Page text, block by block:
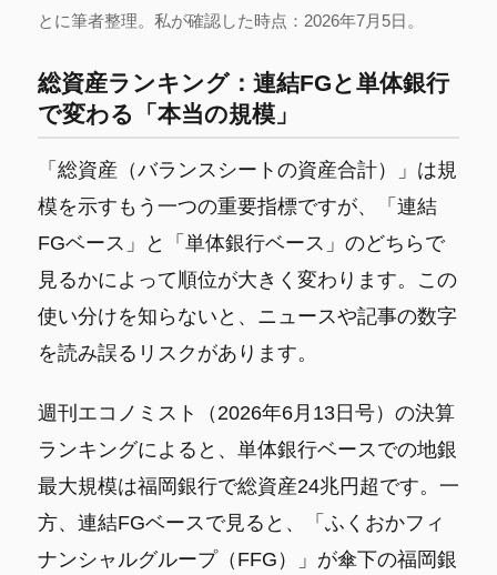
とに筆者整理。私が確認した時点：2026年7月5日。
総資産ランキング：連結FGと単体銀行
で変わる「本当の規模」
「総資産（バランスシートの資産合計）」は規
模を示すもう一つの重要指標ですが、「連結
FGベース」と「単体銀行ベース」のどちらで
見るかによって順位が大きく変わります。この
使い分けを知らないと、ニュースや記事の数字
を読み誤るリスクがあります。
週刊エコノミスト（2026年6月13日号）の決算
ランキングによると、単体銀行ベースでの地銀
最大規模は福岡銀行で総資産24兆円超です。一
方、連結FGベースで見ると、「ふくおかフィ
ナンシャルグループ（FFG）」が傘下の福岡銀